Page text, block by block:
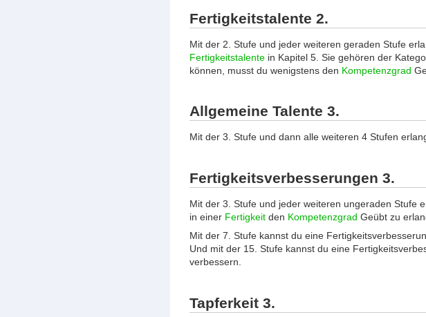
Fertigkeitstalente 2.
Mit der 2. Stufe und jeder weiteren geraden Stufe
Fertigkeitstalentein Kapitel 5. Sie gehören der
können, musst du wenigstens den Kompetenzgrad
Allgemeine Talente 3.
Mit der 3. Stufe und dann alle weiteren 4 Stufen
Fertigkeitsverbesserungen 3.
Mit der 3. Stufe und jeder weiteren ungeraden Stufe
in einer Fertigkeitden Kompetenzgrad Geübt zu
Mit der 7. Stufe kannst du eine
Und mit der 15. Stufe kannst du eine
verbessern.
Tapferkeit 3.